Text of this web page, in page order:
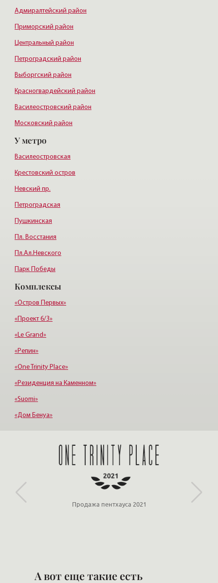
Адмиралтейский район
Приморский район
Центральный район
Петроградский район
Выборгский район
Красногвардейский район
Василеостровский район
Московский район
Курортный район
У метро
Василеостровская
Крестовский остров
Невский пр.
Петроградская
Пушкинская
Пл. Восстания
Пл.Ал.Невского
Парк Победы
Пионерская
Третьяковская
Комплексы
«Остров Первых»
«Проект 6/3»
«Le Grand»
«Репин»
«One Trinity Place»
«Резиденция на Каменном»
«Suomi»
«Дом Бенуа»
«Морской фасад»
Продажа пентхауса 2021
А вот еще такие есть